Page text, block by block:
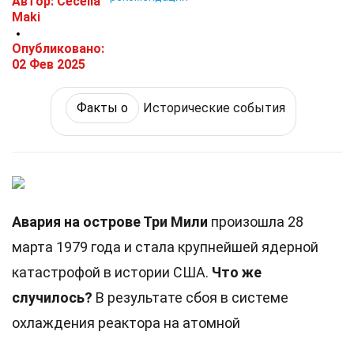
Maki
Опубликовано:
02 Фев 2025
Факты о Исторические события
Авария на острове Три Мили произошла 28
марта 1979 года и стала крупнейшей ядерной
катастрофой в истории США. Что же
случилось? В результате сбоя в системе
охлаждения реактора на атомной